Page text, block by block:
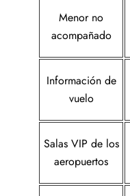
Menor no
acompañado
Información de
vuelo
Salas VIP de los
aeropuertos